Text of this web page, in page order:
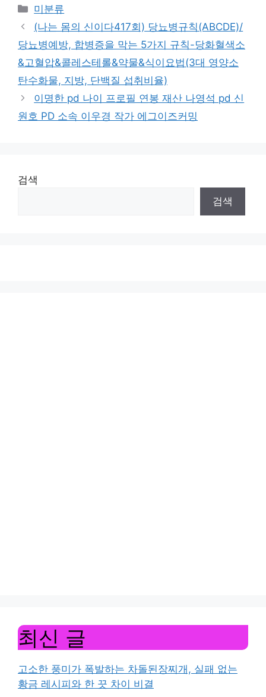
Categories
미분류
(나는 몸의 신이다417회) 당뇨병규칙(ABCDE)/
당뇨병예방, 합병증을 막는 5가지 규칙-당화혈색소
&고혈압&콜레스테롤&약물&식이요법(3대 영양소
탄수화물, 지방, 단백질 섭취비율)
이명한 pd 나이 프로필 연봉 재산 나영석 pd 신
원호 PD 소속 이우경 작가 에그이즈커밍
검색
검색
최신 글
고소한 풍미가 폭발하는 차돌된장찌개, 실패 없는
황금 레시피와 한 끗 차이 비결